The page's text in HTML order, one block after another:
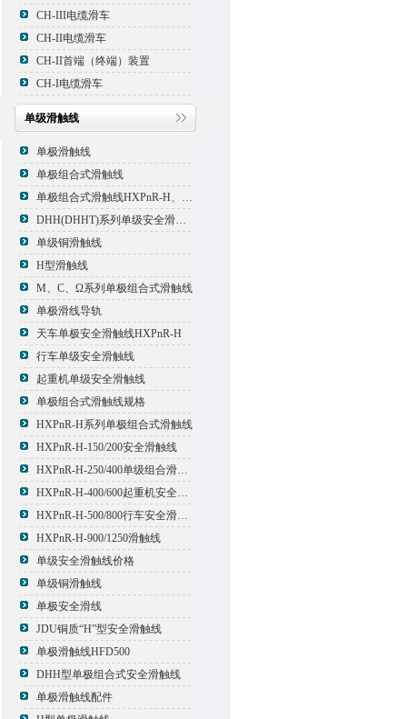
CH-III电缆滑车
CH-II电缆滑车
CH-II首端（终端）装置
CH-I电缆滑车
单级滑触线
单极滑触线
单极组合式滑触线
单极组合式滑触线HXPnR-H、HXPnR-H8 、HXPnR-HT
DHH(DHHT)系列单级安全滑触线
单级铜滑触线
H型滑触线
M、C、Ω系列单极组合式滑触线
单极滑线导轨
天车单极安全滑触线HXPnR-H
行车单级安全滑触线
起重机单级安全滑触线
单极组合式滑触线规格
HXPnR-H系列单极组合式滑触线
HXPnR-H-150/200安全滑触线
HXPnR-H-250/400单级组合滑触线
HXPnR-H-400/600起重机安全滑触线
HXPnR-H-500/800行车安全滑触线
HXPnR-H-900/1250滑触线
单级安全滑触线价格
单级铜滑触线
单极安全滑线
JDU铜质“H”型安全滑触线
单极滑触线HFD500
DHH型单极组合式安全滑触线
单极滑触线配件